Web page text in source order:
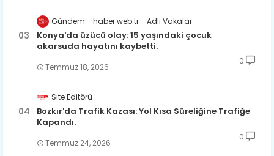
Gündem - haber.web.tr Adli Vakalar
Konya'da üzücü olay: 15 yaşındaki çocuk
akarsuda hayatını kaybetti.
Temmuz 18, 2026
0
Site Editörü
Bozkır'da Trafik Kazası: Yol Kısa Süreliğine Trafiğe
Kapandı.
Temmuz 24, 2026
0